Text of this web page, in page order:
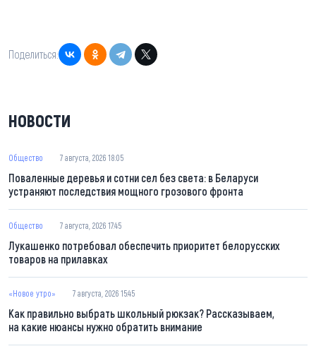
Поделиться:
НОВОСТИ
Общество 7 августа, 2026 18:05
Поваленные деревья и сотни сел без света: в Беларуси
устраняют последствия мощного грозового фронта
Общество 7 августа, 2026 17:45
Лукашенко потребовал обеспечить приоритет белорусских
товаров на прилавках
«Новое утро» 7 августа, 2026 15:45
Как правильно выбрать школьный рюкзак? Рассказываем,
на какие нюансы нужно обратить внимание